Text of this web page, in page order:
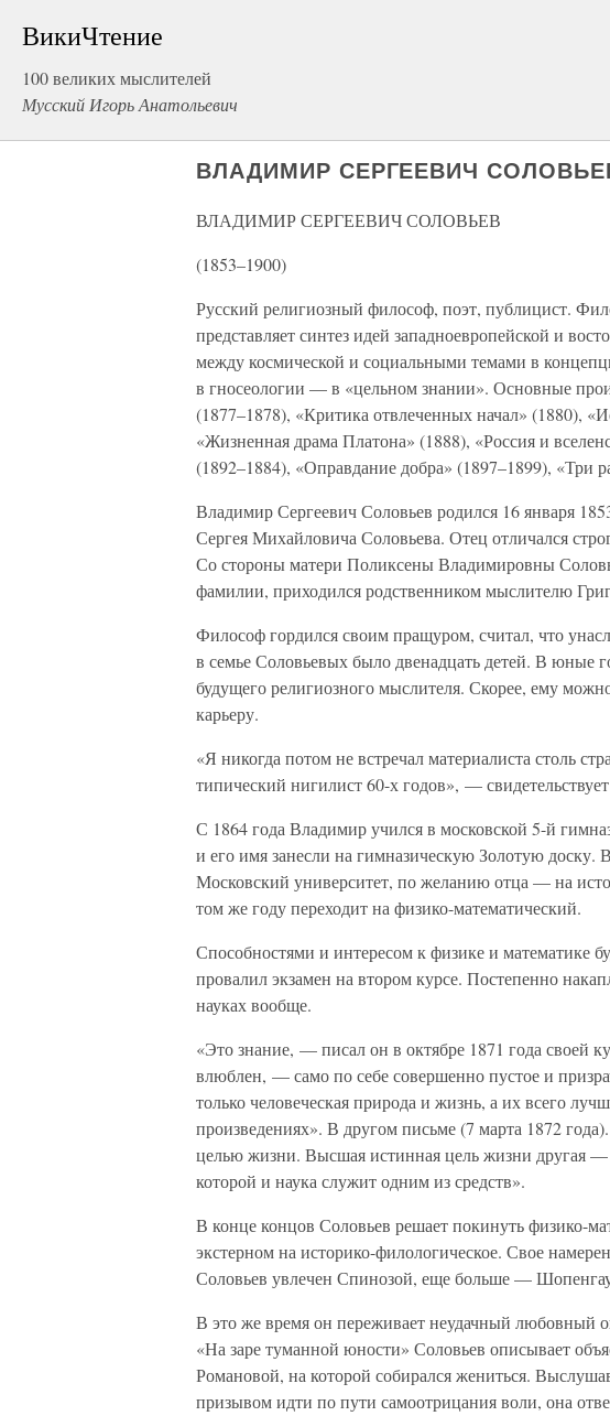
ВикиЧтение
100 великих мыслителей
Мусский Игорь Анатольевич
ВЛАДИМИР СЕРГЕЕВИЧ СОЛОВЬЕВ
ВЛАДИМИР СЕРГЕЕВИЧ СОЛОВЬЕВ
(1853–1900)
Русский религиозный философ, поэт, публицист.
представляет синтез идей западноевропейской и
между космической и социальными темами в
в гносеологии — в «цельном знании». Основные
(1877–1878), «Критика отвлеченных начал» (1880),
«Жизненная драма Платона» (1888), «Россия и
(1892–1884), «Оправдание добра» (1897–1899), «Три
Владимир Сергеевич Соловьев родился 16 января
Сергея Михайловича Соловьева. Отец отличался
Со стороны матери Поликсены Владимировны
фамилии, приходился родственником мыслителю
Философ гордился своим пращуром, считал, что
в семье Соловьевых было двенадцать детей. В юные
будущего религиозного мыслителя. Скорее, ему
карьеру.
«Я никогда потом не встречал материалиста столь
типический нигилист 60-х годов», —
С 1864 года Владимир учился в московской 5-й
и его имя занесли на гимназическую Золотую доску.
Московский университет, по желанию отца — на
том же году переходит на физико-математический.
Способностями и интересом к физике и математике
провалил экзамен на втором курсе. Постепенно
науках вообще.
«Это знание, — писал он в октябре 1871 года своей
влюблен, — само по себе совершенно пустое и
только человеческая природа и жизнь, а их всего
произведениях». В другом письме (7 марта 1872
целью жизни. Высшая истинная цель жизни другая —
которой и наука служит одним из средств».
В конце концов Соловьев решает покинуть физико-
экстерном на историко-филологическое. Свое
Соловьев увлечен Спинозой, еще больше —
В это же время он переживает неудачный любовный
«На заре туманной юности» Соловьев описывает
Романовой, на которой собирался жениться.
призывом идти по пути самоотрицания воли, она